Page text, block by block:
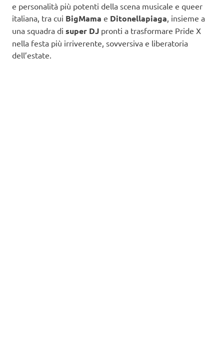
e personalità più potenti della scena musicale e queer
italiana, tra cui BigMama e Ditonellapiaga , insieme a
una squadra di super DJ pronti a trasformare Pride X
nella festa più irriverente, sovversiva e liberatoria
dell’estate.